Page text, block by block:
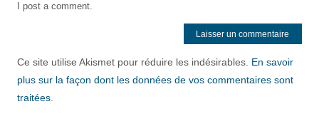
I post a comment.
Ce site utilise Akismet pour réduire les indésirables. En savoir
plus sur la façon dont les données de vos commentaires sont
traitées.